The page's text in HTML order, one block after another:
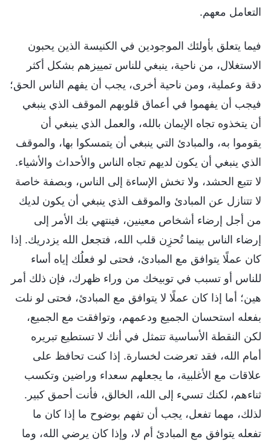
التعامل معهم.
فيما يتعلق بأولئك الموجودين في الكنيسة الذين يحبون
الاستغلال، من ناحية، ينبغي للناس تمييزهم بشكل أكثر
دقة وعملية، ومن ناحية أخرى، يجب أن يفهم الناس الحق؛
فيجب أن يفهموا في أعماق قلوبهم الموقف الذي ينبغي
أن يتخذوه تجاه الإيمان بالله، والعمل الذي ينبغي أن
يقوموا به، والمبادئ التي ينبغي أن يتمسكوا بها، والموقف
الذي ينبغي أن يكون لديهم تجاه الناس والأحداث والأشياء.
لا تتبع الحشد، ولا تخش الإساءة إلى الناس، وبصفة خاصة
لا تتنازل عن المبادئ والموقف الذي ينبغي أن يكون لديك
من أجل إرضاء أشخاص معينين، فينتهي بك الأمر إلى
إرضاء الناس بينما تُحزِن قلب الله، فتجعل الله يزدريك. إذا
كان عملًا يتوافق مع المبادئ، فحتى لو فعلُك إياه أساء
للناس أو تسبب في توبيخك من وراء ظهرك، فإن ذلك أمر
هين؛ أما إذا كان عملًا لا يتوافق مع المبادئ، فحتى لو نلت
بفعله استحسان الجميع ودعمهم، وتوافقت مع الجميع،
لكن النقطة الأساسية تتمثل في أنك لا تستطيع تبريره
أمام الله، فقد تعرضت لخسارة. إذا كنت تحافظ على
علاقات مع الأغلبية، ما يجعلهم سعداء وراضين وتكسب
ثناءهم، لكنك تسيء إلى الله، الخالق، فأنت أحمق كبير.
لذلك، مهما تفعل، يجب أن تفهم بوضوح ما إذا كان ما
تفعله يتوافق مع المبادئ أم لا، وإذا كان يرضي الله، وما